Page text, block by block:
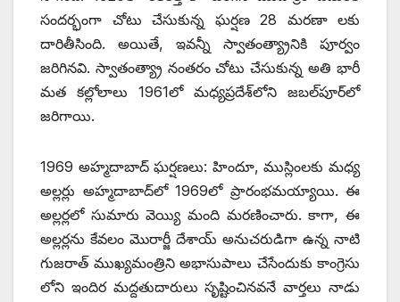
సందర్భంగా చోటు చేసుకున్న ఘర్షణ 28 మరణా లకు
దారితీసింది. అయితే, ఇవన్నీ స్వాతంత్య్రానికి పూర్వం
జరిగినవి. స్వాతంత్య్రా నంతరం చోటు చేసుకున్న అతి భారీ
మత కల్లోలాలు 1961లో మధ్యప్రదేశ్‌లోని జబల్‌పూర్‌లో
జరిగాయి.
1969 అహ్మదాబాద్‌ ‌ఘర్షణలు: హిందూ, ముస్లింలకు మధ్య
అల్లర్లు అహ్మదాబాద్‌లో 1969లో ప్రారంభమయ్యాయి. ఈ
అల్లర్లలో సుమారు వెయ్యి మంది మరణించారు. కాగా, ఈ
అల్లర్లను కేవలం మొరార్జీ దేశాయ్‌ అనుచరుడిగా ఉన్న నాటి
గుజరాత్‌ ‌ముఖ్యమంత్రిని అభాసుపాలు చేసేందుకు కాంగ్రెసు
లోని ఇందిర మద్దతుదారులు సృష్టించినవనే వార్తలు నాడు